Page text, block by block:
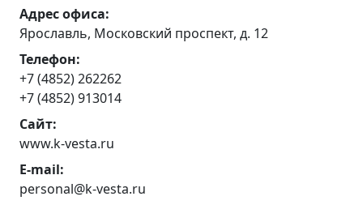
Адрес офиса:
Ярославль, Московский проспект, д. 12
Телефон:
+7 (4852) 262262
+7 (4852) 913014
Сайт:
www.k-vesta.ru
E-mail:
personal@k-vesta.ru